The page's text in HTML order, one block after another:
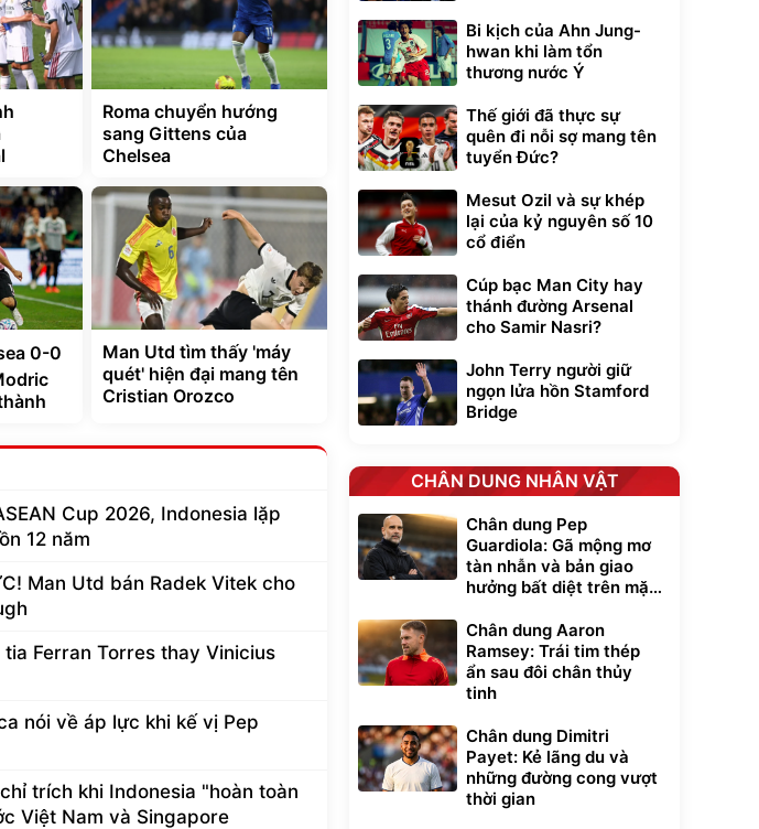
Roma chuyển hướng
sang Gittens của
Chelsea
0-0
Man Utd tìm thấy 'máy
quét' hiện đại mang tên
Cristian Orozco
Cup 2026, Indonesia lặp
12 năm
Man Utd bán Radek Vitek cho
Ferran Torres thay Vinicius
nói về áp lực khi kế vị Pep
trích khi Indonesia "hoàn toàn
Việt Nam và Singapore
Bi kịch của Ahn Jung-
hwan khi làm tổn
thương nước Ý
Thế giới đã thực sự
quên đi nỗi sợ mang tên
tuyển Đức?
Mesut Ozil và sự khép
lại của kỷ nguyên số 10
cổ điển
Cúp bạc Man City hay
thánh đường Arsenal
cho Samir Nasri?
John Terry người giữ
ngọn lửa hồn Stamford
Bridge
CHÂN DUNG NHÂN VẬT
Chân dung Pep
Guardiola: Gã mộng mơ
tàn nhẫn và bản giao
hưởng bất diệt trên mặt
Chân dung Aaron
Ramsey: Trái tim thép
ẩn sau đôi chân thủy
tinh
Chân dung Dimitri
Payet: Kẻ lãng du và
những đường cong vượt
thời gian